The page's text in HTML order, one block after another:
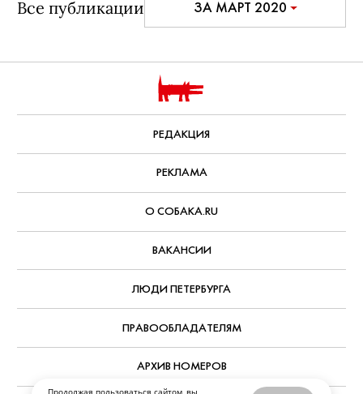
Продолжая пользоваться сайтом, вы
Все публикации ЗА МАРТ 2020
РЕДАКЦИЯ
РЕКЛАМА
ВАКАНСИИ
ЛЮДИ ПЕТЕРБУРГА
ПРАВООБЛАДАТЕЛЯМ